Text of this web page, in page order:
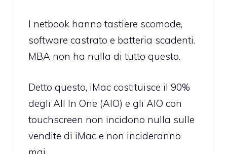
I netbook hanno tastiere scomode,
software castrato e batteria scadenti.
MBA non ha nulla di tutto questo.
Detto questo, iMac costituisce il 90%
degli All In One (AIO) e gli AIO con
touchscreen non incidono nulla sulle
vendite di iMac e non incideranno